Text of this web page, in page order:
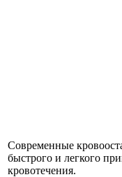
Современные
быстрого и легкого
кровотечения.